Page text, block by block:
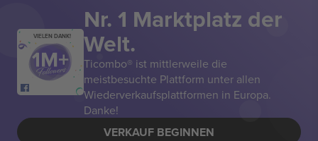
VIELEN DANK!
Nr. 1 Marktplatz der
Welt.
Ticombo® ist mittlerweile die
meistbesuchte Plattform unter allen
Wiederverkaufsplattformen in Europa.
Danke!
VERKAUF BEGINNEN